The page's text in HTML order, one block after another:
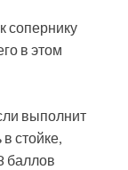
сопернику
в этом
выполнит
стойке,
баллов